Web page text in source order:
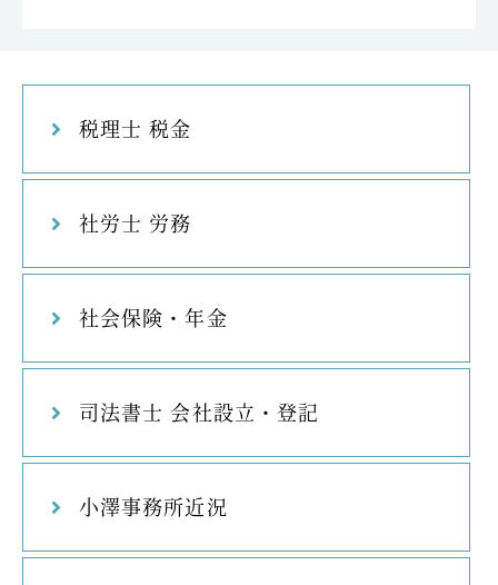
税理士 税金
社労士 労務
社会保険・年金
司法書士 会社設立・登記
小澤事務所近況